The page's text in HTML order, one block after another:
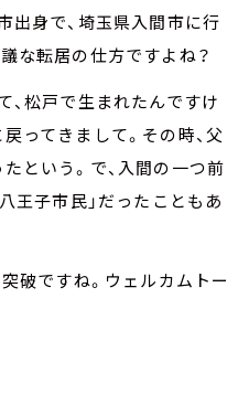
出身で、埼玉県入間市に行
な転居の仕方ですよね？
、松戸で生まれたんですけ
ってきまして。その時、父
という。で、入間の一つ前
王子市民」だったこともあ
破ですね。ウェルカムトー